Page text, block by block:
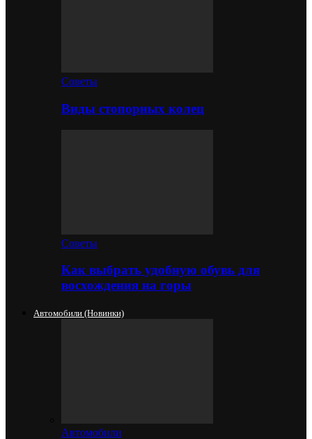
Советы
Виды стопорных колец
Советы
Как выбрать удобную обувь для
восхождения на горы
Автомобили (новинки)
Автомобили